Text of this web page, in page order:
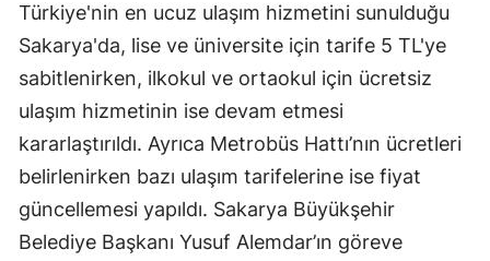
Türkiye'nin en ucuz ulaşım hizmetini sunulduğu
Sakarya'da, lise ve üniversite için tarife 5 TL'ye
sabitlenirken, ilkokul ve ortaokul için ücretsiz
ulaşım hizmetinin ise devam etmesi
kararlaştırıldı. Ayrıca Metrobüs Hattı’nın ücretleri
belirlenirken bazı ulaşım tarifelerine ise fiyat
güncellemesi yapıldı. Sakarya Büyükşehir
Belediye Başkanı Yusuf Alemdar’ın göreve